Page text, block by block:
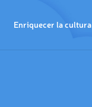
Enriquecer la